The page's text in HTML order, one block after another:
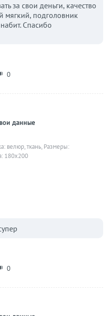
за свои деньги, качество
мягкий, подголовник
Спасибо
0
данные
велюр, ткань, Размеры:
180х200
0